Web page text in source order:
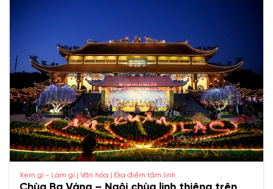
Xem gì - Làm gì | Văn hóa | Địa điểm tâm linh